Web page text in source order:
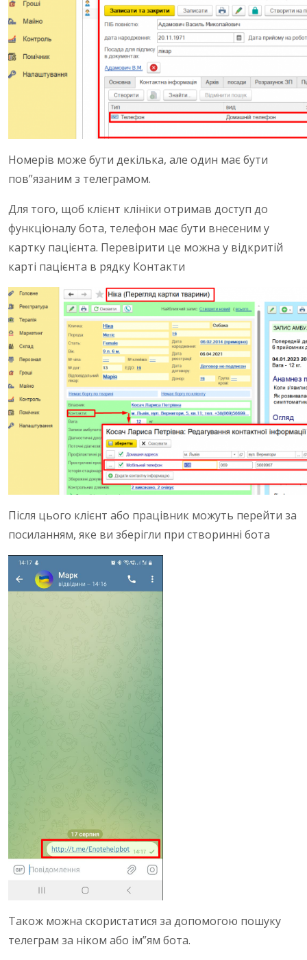
Номерів може бути декілька, але один має бути
пов”язаним з телеграмом.
Для того, щоб клієнт клініки отримав доступ до
функціоналу бота, телефон має бути внесеним у
картку пацієнта. Перевірити це можна у відкритій
карті пацієнта в рядку Контакти
Після цього клієнт або працівник можуть перейти за
посиланням, яке ви зберігли при створинні бота
Також можна скористатися за допомогою пошуку
телеграм за ніком або ім”ям бота.